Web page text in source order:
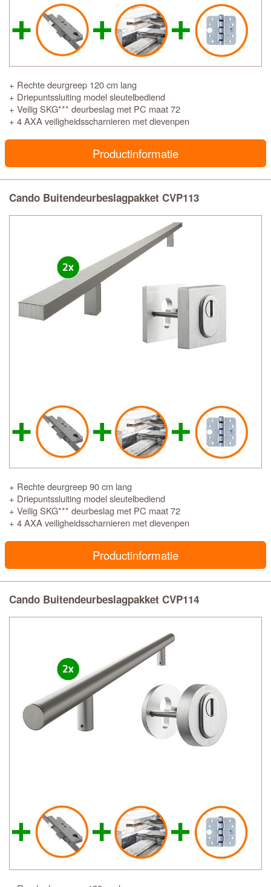
+ Rechte deurgreep 120 cm lang
+ Driepuntssluiting model sleutelbediend
+ Veilig SKG*** deurbeslag met PC maat 72
+ 4 AXA veiligheidsscharnieren met dievenpen
Productinformatie
Cando Buitendeurbeslagpakket CVP113
+ Rechte deurgreep 90 cm lang
+ Driepuntssluiting model sleutelbediend
+ Veilig SKG*** deurbeslag met PC maat 72
+ 4 AXA veiligheidsscharnieren met dievenpen
Productinformatie
Cando Buitendeurbeslagpakket CVP114